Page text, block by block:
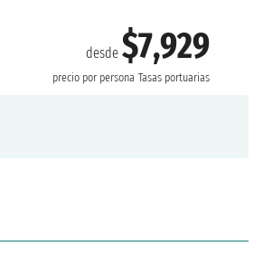
desde$7,929
precio por persona Tasas portuarias